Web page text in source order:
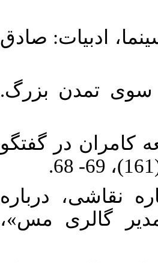
سینما، ادبیات: صادق
سوی تمدن بزرگ.
«طلیعه کامران در گفتگو
«درباره نقاشی، درباره
مدیر گالری مس»،